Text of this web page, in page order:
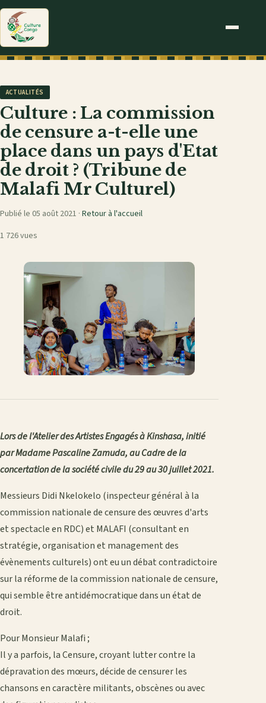
ACTUALITÉS
Culture : La commission
de censure a-t-elle une
place dans un pays d'Etat
de droit ? (Tribune de
Malafi Mr Culturel)
Publié le 05 août 2021 · Retour à l'accueil
1 726 vues
Lors de l'Atelier des Artistes Engagés à Kinshasa, initié
par Madame Pascaline Zamuda, au Cadre de la
concertation de la société civile du 29 au 30 juillet 2021.
Messieurs Didi Nkelokelo (inspecteur général à la
commission nationale de censure des œuvres d'arts
et spectacle en RDC) et MALAFI (consultant en
stratégie, organisation et management des
évènements culturels) ont eu un débat contradictoire
sur la réforme de la commission nationale de censure,
qui semble être antidémocratique dans un état de
droit.
Pour Monsieur Malafi ;
Il y a parfois, la Censure, croyant lutter contre la
dépravation des mœurs, décide de censurer les
chansons en caractère militants, obscènes ou avec